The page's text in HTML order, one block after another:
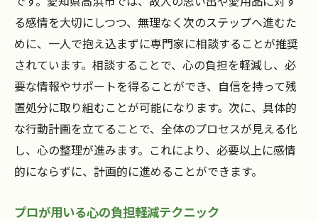
る感情を大切にしつつ、無理なく次のステップへ進むた
めに、一人で抱え込まずに専門家に相談することが推奨
されています。相談することで、心の負担を軽減し、必
要な情報やサポートを得ることができ、自信を持って残
置処分に取り組むことが可能になります。次に、具体的
な行動計画を立てることで、全体のプロセスが見える化
し、心の整理が進みます。これにより、必要以上に感情
的にならずに、計画的に進めることができます。
プロが用いる心の負担軽減テクニック